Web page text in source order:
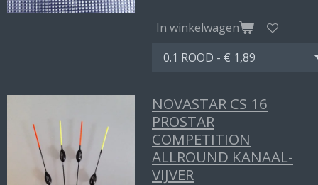
In winkelwagen
NOVASTAR CS 16
PROSTAR
COMPETITION
ALLROUND KANAAL-
VIJVER